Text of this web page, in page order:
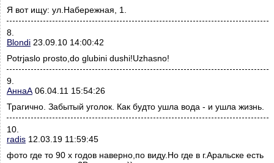
Я вот ищу: ул.Набережная, 1.
8.
Blondi 23.09.10 14:00:42
Potrjaslo prosto,do glubini dushi!Uzhasno!
9.
АннаА06.04.11 15:54:26
Трагично. Забытый уголок. Как будто ушла вода - и ушла жизнь.
10.
radis 12.03.19 11:59:45
фото где то 90 х годов наверно,по виду.Но где в г.Аральске есть